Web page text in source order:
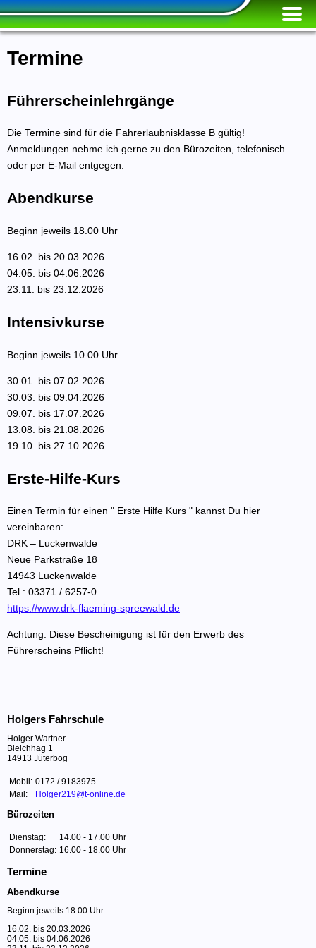
Termine
Führerscheinlehrgänge
Die Termine sind für die Fahrerlaubnisklasse B gültig!
Anmeldungen nehme ich gerne zu den Bürozeiten, telefonisch
oder per E-Mail entgegen.
Abendkurse
Beginn jeweils 18.00 Uhr
16.02. bis 20.03.2026
04.05. bis 04.06.2026
23.11. bis 23.12.2026
Intensivkurse
Beginn jeweils 10.00 Uhr
30.01. bis 07.02.2026
30.03. bis 09.04.2026
09.07. bis 17.07.2026
13.08. bis 21.08.2026
19.10. bis 27.10.2026
Erste-Hilfe-Kurs
Einen Termin für einen " Erste Hilfe Kurs " kannst Du hier
vereinbaren:
DRK – Luckenwalde
Neue Parkstraße 18
14943 Luckenwalde
Tel.: 03371 / 6257-0
https://www.drk-flaeming-spreewald.de
Achtung: Diese Bescheinigung ist für den Erwerb des
Führerscheins Pflicht!
Holgers Fahrschule
Holger Wartner
Bleichhag 1
14913 Jüterbog
Mobil: 0172 / 9183975
Mail:
Holger219@t-online.de
Bürozeiten
Dienstag:
14.00 - 17.00 Uhr
Donnerstag: 16.00 - 18.00 Uhr
Termine
Abendkurse
Beginn jeweils 18.00 Uhr
16.02. bis 20.03.2026
04.05. bis 04.06.2026